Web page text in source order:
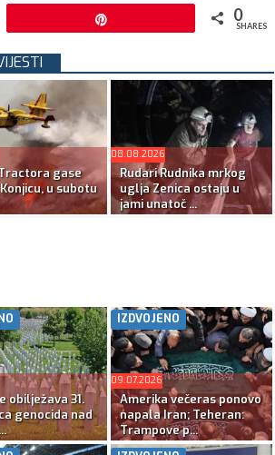
0
SHARES
gase
u subotu
08.08.2026
Rudari Rudnika mrkog
uglja Zenica ostaju u
jami unatoč ...
obilježava 31.
genocida nad
IZDVOJENO
09.07.2026
Amerika večeras ponovo
napala Iran; Teheran:
Trampove p...